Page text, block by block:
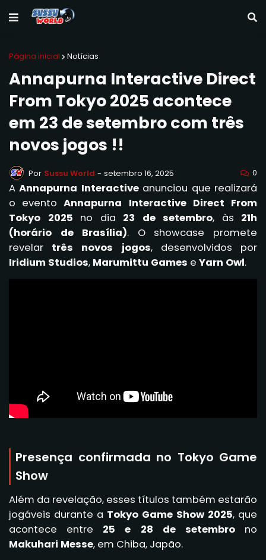
Página inicial Notícias
Annapurna Interactive Direct
From Tokyo 2025 acontece
em 23 de setembro com três
novos jogos !!
Por Sussu World - setembro 16, 2025 0
AAnnapurna Interactiveanunciou que realizará
o eventoAnnapurna Interactive Direct From
Tokyo 2025 no dia 23 de setembro, às 21h
(horário de Brasília). O showcase promete
revelar três novos jogos, desenvolvidos por
Iridium Studios, Marumittu Games e Yarn Owl.
Presença confirmada no Tokyo Game
Show
Além da revelação, esses títulos também estarão
jogáveis durante a Tokyo Game Show 2025, que
acontece entre 25 e 28 de setembrono
Makuhari Messe, em Chiba, Japão.